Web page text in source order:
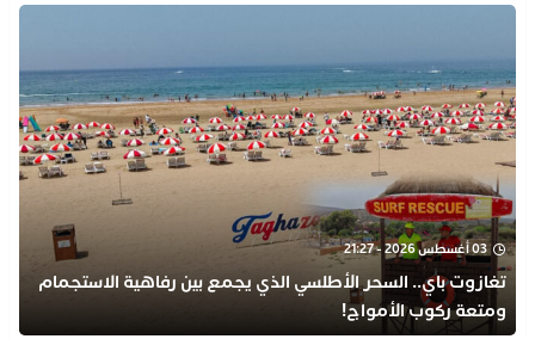
03 أغسطس 2026 - 21:27
تغازوت باي.. السحر الأطلسي الذي يجمع بين رفاهية الاستجمام
ومتعة ركوب الأمواج!